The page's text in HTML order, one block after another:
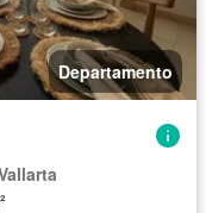
Departamento